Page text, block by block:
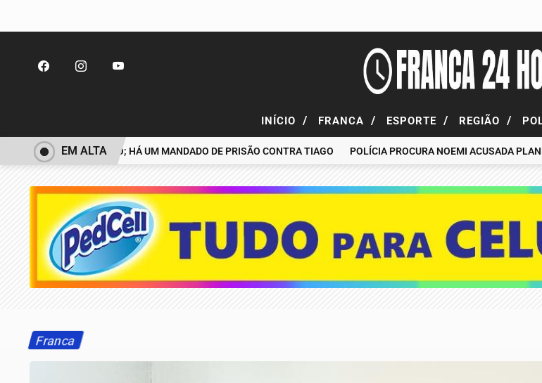
INÍCIO / FRANCA / ESPORTE / REGIÃO /
É PRESO; HÁ UM MANDADO DE PRISÃO CONTRA TIAGO POLÍCIA PROCURA NOEMI ACUSADA
EM ALTA
Franca